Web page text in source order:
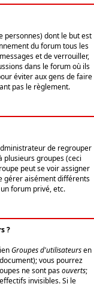
personnes) dont le but est
du forum tous les
et de verrouiller,
dans le forum où ils
éviter aux gens de faire
pas le règlement.
de regrouper
plusieurs groupes (ceci
peut se voir assigner
gérer aisément différents
forum privé, etc.
?
Groupes d'utilisateursen
vous pourrez
ne sont pasouverts;
invisibles. Si le